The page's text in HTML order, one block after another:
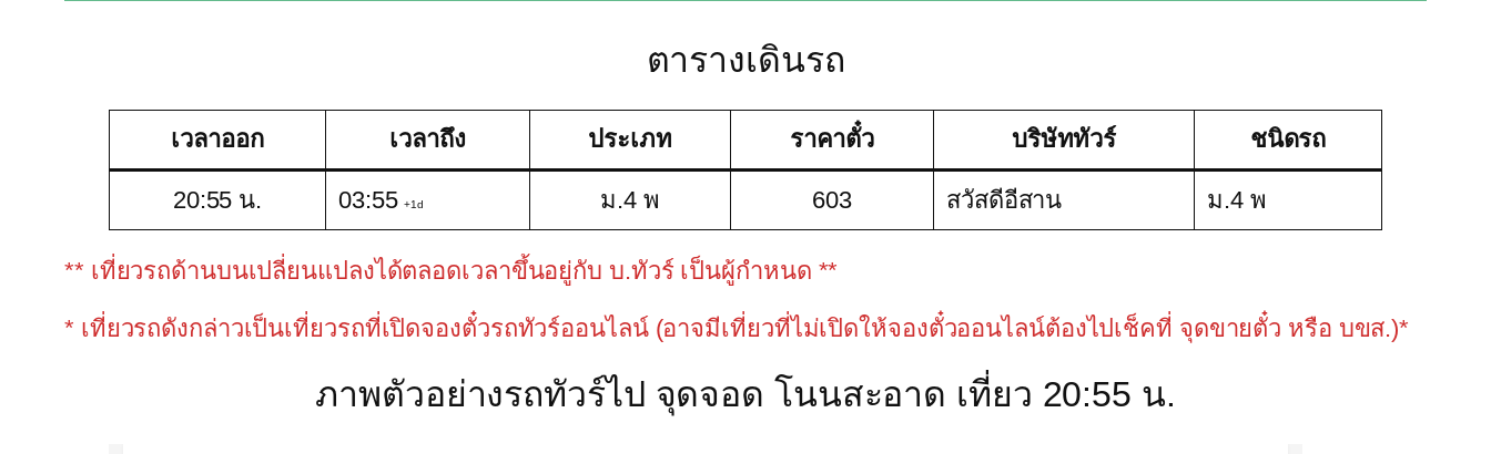
ตารางเดินรถ
เวลาออก เวลาถึง ประเภท ราคาตั๋ว บริษัททัวร์ ชนิดรถ
20:55 น. 03:55+1d ม.4 พ 603 สวัสดีอีสาน ม.4 พ
** เที่ยวรถด้านบนเปลี่ยนแปลงได้ตลอดเวลาขึ้นอยู่กับ บ.ทัวร์ เป็นผู้กำหนด **
* เที่ยวรถดังกล่าวเป็นเที่ยวรถที่เปิดจองตั๋วรถทัวร์ออนไลน์ (อาจมีเที่ยวที่ไม่เปิดให้จองตั๋วออนไลน์ต้องไปเช็คที่ จุดขายตั๋ว หรือ บขส.)*
ภาพตัวอย่างรถทัวร์ไป จุดจอด โนนสะอาด เที่ยว 20:55 น.